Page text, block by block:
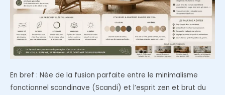
En bref : Née de la fusion parfaite entre le minimalisme
fonctionnel scandinave (Scandi) et l’esprit zen et brut du